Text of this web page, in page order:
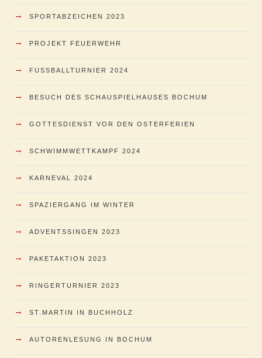
→ SPORTABZEICHEN 2023
→ PROJEKT FEUERWEHR
→ FUSSBALLTURNIER 2024
→ BESUCH DES SCHAUSPIELHAUSES BOCHUM
→ GOTTESDIENST VOR DEN OSTERFERIEN
→ SCHWIMMWETTKAMPF 2024
→ KARNEVAL 2024
→ SPAZIERGANG IM WINTER
→ ADVENTSSINGEN 2023
→ PAKETAKTION 2023
→ RINGERTURNIER 2023
→ ST.MARTIN IN BUCHHOLZ
→ AUTORENLESUNG IN BOCHUM